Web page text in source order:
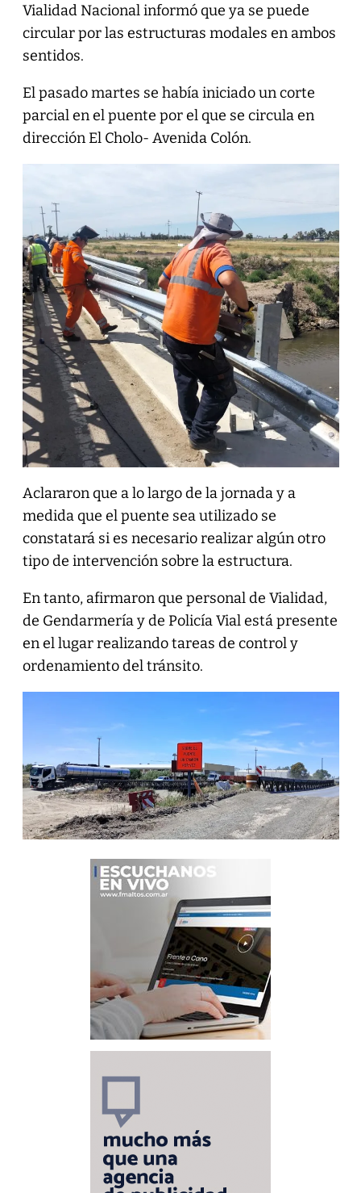
Vialidad Nacional informó que ya se puede
circular por las estructuras modales en ambos
sentidos.
El pasado martes se había iniciado un corte
parcial en el puente por el que se circula en
dirección El Cholo- Avenida Colón.
Aclararon que a lo largo de la jornada y a
medida que el puente sea utilizado se
constatará si es necesario realizar algún otro
tipo de intervención sobre la estructura.
En tanto, afirmaron que personal de Vialidad,
de Gendarmería y de Policía Vial está presente
en el lugar realizando tareas de control y
ordenamiento del tránsito.